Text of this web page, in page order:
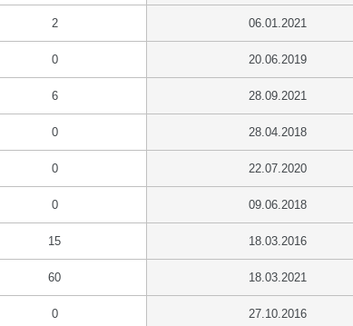
2 06.01.2021
0 20.06.2019
6 28.09.2021
0 28.04.2018
0 22.07.2020
0 09.06.2018
15 18.03.2016
60 18.03.2021
0 27.10.2016